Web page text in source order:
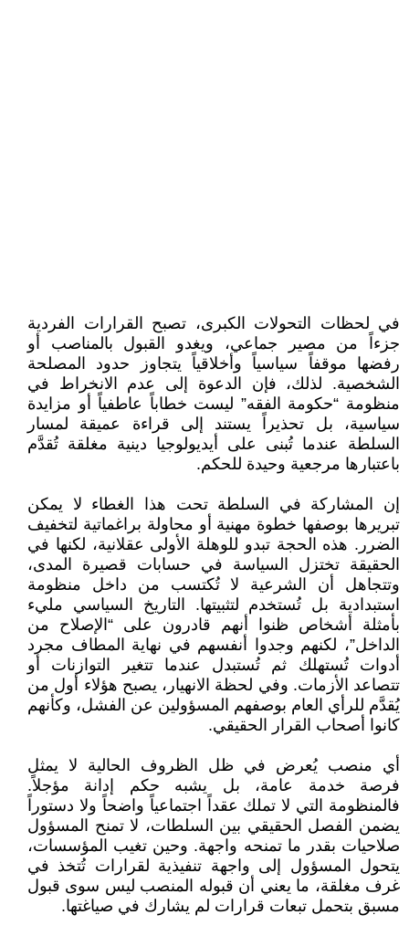
في لحظات التحولات الكبرى، تصبح القرارات الفردية
جزءاً من مصير جماعي، ويغدو القبول بالمناصب أو
رفضها موقفاً سياسياً وأخلاقياً يتجاوز حدود المصلحة
الشخصية. لذلك، فإن الدعوة إلى عدم الانخراط في
منظومة “حكومة الفقه” ليست خطاباً عاطفياً أو مزايدة
سياسية، بل تحذيراً يستند إلى قراءة عميقة لمسار
السلطة عندما تُبنى على أيديولوجيا دينية مغلقة تُقدَّم
باعتبارها مرجعية وحيدة للحكم.
إن المشاركة في السلطة تحت هذا الغطاء لا يمكن
تبريرها بوصفها خطوة مهنية أو محاولة براغماتية لتخفيف
الضرر. هذه الحجة تبدو للوهلة الأولى عقلانية، لكنها في
الحقيقة تختزل السياسة في حسابات قصيرة المدى،
وتتجاهل أن الشرعية لا تُكتسب من داخل منظومة
استبدادية بل تُستخدم لتثبيتها. التاريخ السياسي مليء
بأمثلة أشخاص ظنوا أنهم قادرون على “الإصلاح من
الداخل”، لكنهم وجدوا أنفسهم في نهاية المطاف مجرد
أدوات تُستهلك ثم تُستبدل عندما تتغير التوازنات أو
تتصاعد الأزمات. وفي لحظة الانهيار، يصبح هؤلاء أول من
يُقدَّم للرأي العام بوصفهم المسؤولين عن الفشل، وكأنهم
كانوا أصحاب القرار الحقيقي.
أي منصب يُعرض في ظل الظروف الحالية لا يمثل
فرصة خدمة عامة، بل يشبه حكم إدانة مؤجلاً.
فالمنظومة التي لا تملك عقداً اجتماعياً واضحاً ولا دستوراً
يضمن الفصل الحقيقي بين السلطات، لا تمنح المسؤول
صلاحيات بقدر ما تمنحه واجهة. وحين تغيب المؤسسات،
يتحول المسؤول إلى واجهة تنفيذية لقرارات تُتخذ في
غرف مغلقة، ما يعني أن قبوله المنصب ليس سوى قبول
مسبق بتحمل تبعات قرارات لم يشارك في صياغتها.